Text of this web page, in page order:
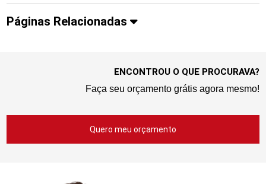
Páginas Relacionadas
ENCONTROU O QUE PROCURAVA?
Faça seu orçamento grátis agora mesmo!
Quero meu orçamento